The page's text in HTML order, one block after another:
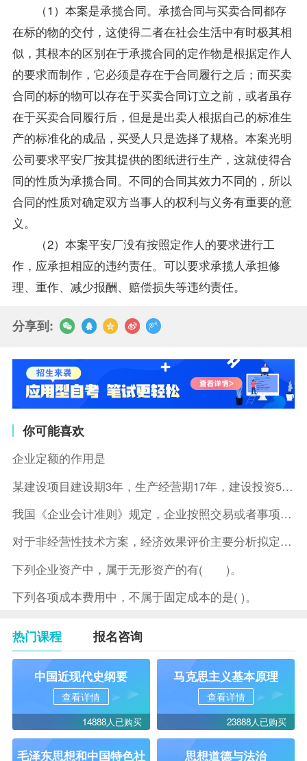
（1）本案是承揽合同。承揽合同与买卖合同都存
在标的物的交付，这使得二者在社会生活中有时极其相
似，其根本的区别在于承揽合同的定作物是根据定作人
的要求而制作，它必须是存在于合同履行之后；而买卖
合同的标的物可以存在于买卖合同订立之前，或者虽存
在于买卖合同履行后，但是是出卖人根据自己的标准生
产的标准化的成品，买受人只是选择了规格。本案光明
公司要求平安厂按其提供的图纸进行生产，这就使得合
同的性质为承揽合同。不同的合同其效力不同的，所以
合同的性质对确定双方当事人的权利与义务有重要的意
义。
（2）本案平安厂没有按照定作人的要求进行工
作，应承担相应的违约责任。可以要求承揽人承担修
理、重作、减少报酬、赔偿损失等违约责任。
分享到:
你可能喜欢
企业定额的作用是
某建设项目建设期3年，生产经营期17年，建设投资5500万元
我国《企业会计准则》规定，企业按照交易或者事项的经济特征确定
对于非经营性技术方案，经济效果评价主要分析拟定方案的( )。
下列企业资产中，属于无形资产的有( )。
下列各项成本费用中，不属于固定成本的是( )。
热门课程 报名咨询
中国近现代史纲要
查看详情
14888人已购买
马克思主义基本原理
查看详情
23888人已购买
毛泽东思想和中国特色社
思想道德与法治